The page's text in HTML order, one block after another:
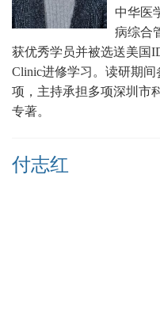
中华医
病综合
获优秀学员并被选送美国
Clinic进修学习。 读研期间
项，主持承担多项深圳市
专著。
付志红